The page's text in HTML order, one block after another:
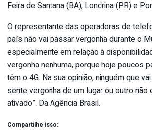
Feira de Santana (BA), Londrina (PR) e
O representante das operadoras de
país não vai passar vergonha durante o
especialmente em relação à
vergonha nenhuma, porque hoje poucos
têm o 4G. Na sua opinião, ninguém que
sente vergonha de um lugar ou outro não
ativado”. Da Agência Brasil.
Compartilhe isso: